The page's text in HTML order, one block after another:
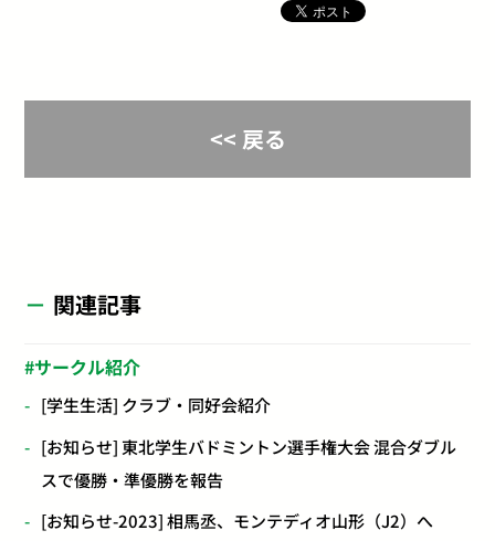
<< 戻る
関連記事
サークル紹介
[学生生活] クラブ・同好会紹介
[お知らせ] 東北学生バドミントン選手権大会 混合ダブル
スで優勝・準優勝を報告
[お知らせ-2023] 相馬丞、モンテディオ山形（J2）へ